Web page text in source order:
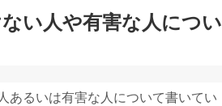
い人や有害な人につい
あるいは有害な人について書いてい